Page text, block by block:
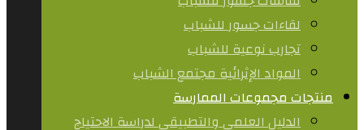
لقاءات جسور للشباب
تجارب نوعية للشباب​
المواد الإثرائية مجتمع الشباب
منتجات مجموعات الممارسة
الدليل العلمي والتطبيقي لدراسة الاحتياج